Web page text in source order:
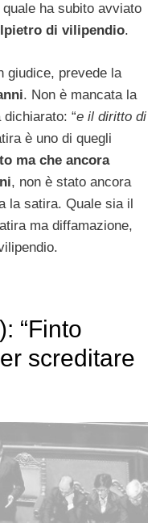
quale ha subito avviato
di vilipendio.
giudice, prevede la
. Non è mancata la
“e il diritto di
è uno di quegli
ma che ancora
, non è stato ancora
la satira. Quale sia il
ma diffamazione,
“Finto
screditare